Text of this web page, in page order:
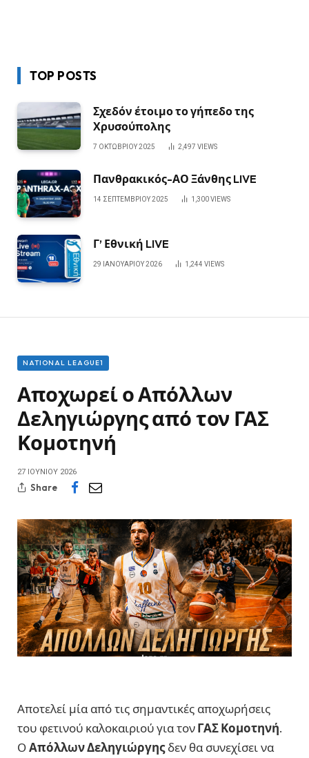
TOP POSTS
Σχεδόν έτοιμο το γήπεδο της
Χρυσούπολης
7 ΟΚΤΩΒΡΊΟΥ 2025 2,497 VIEWS
Πανθρακικός-ΑΟ Ξάνθης LIVE
14 ΣΕΠΤΕΜΒΡΊΟΥ 2025 1,300VIEWS
Γ’ Εθνική LIVE
29 ΙΑΝΟΥΑΡΊΟΥ 2026 1,244 VIEWS
NATIONAL LEAGUE1
Αποχωρεί ο Απόλλων
Δεληγιώργης από τον ΓΑΣ
Κομοτηνή
27 ΙΟΥΝΊΟΥ 2026
Share
Αποτελεί μία από τις σημαντικές αποχωρήσεις
του φετινού καλοκαιριού για τονΓΑΣ Κομοτηνή.
ΟΑπόλλων Δεληγιώργηςδεν θα συνεχίσει να